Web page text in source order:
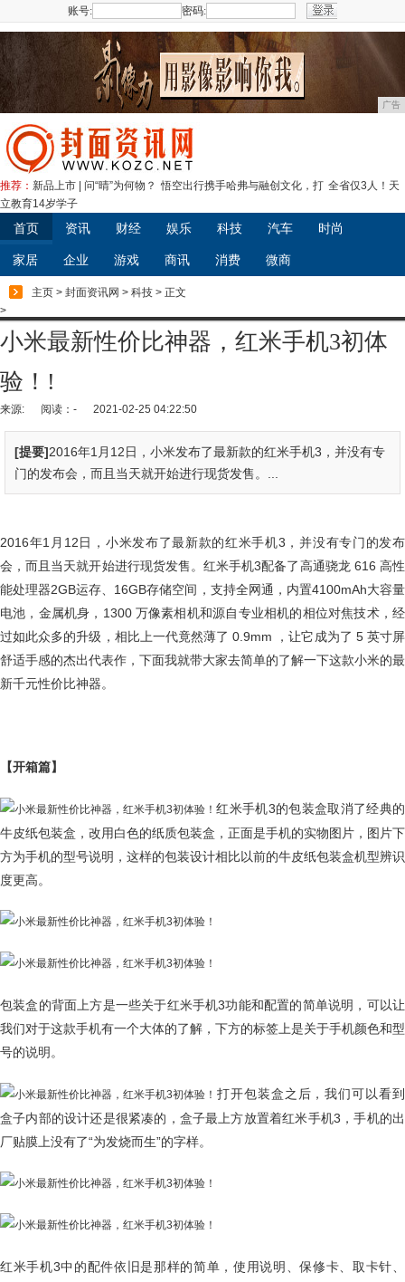
账号: 密码:
广告
推荐： 新品上市 | 问“晴”为何物？ 悟空出行携手哈弗与融创文化，打 全省仅3人！天
立教育14岁学子
首页 资讯 财经 娱乐 科技 汽车 时尚
家居 企业 游戏 商讯 消费 微商
主页 > 封面资讯网 > 科技 > 正文
>
小米最新性价比神器，红米手机3初体
验！!
来源: 阅读：- 2021-02-25 04:22:50
[提要]2016年1月12日，小米发布了最新款的红米手机3，并没有专
门的发布会，而且当天就开始进行现货发售。...
2016年1月12日，小米发布了最新款的红米手机3，并没有专门的发布
会，而且当天就开始进行现货发售。红米手机3配备了高通骁龙 616 高性
能处理器2GB运存、16GB存储空间，支持全网通，内置4100mAh大容量
电池，金属机身，1300 万像素相机和源自专业相机的相位对焦技术，经
过如此众多的升级，相比上一代竟然薄了 0.9mm ，让它成为了 5 英寸屏
舒适手感的杰出代表作，下面我就带大家去简单的了解一下这款小米的最
新千元性价比神器。
【开箱篇】
红米手机3的包装盒取消了经典的
牛皮纸包装盒，改用白色的纸质包装盒，正面是手机的实物图片，图片下
方为手机的型号说明，这样的包装设计相比以前的牛皮纸包装盒机型辨识
度更高。
包装盒的背面上方是一些关于红米手机3功能和配置的简单说明，可以让
我们对于这款手机有一个大体的了解，下方的标签上是关于手机颜色和型
号的说明。
打开包装盒之后，我们可以看到
盒子内部的设计还是很紧凑的，盒子最上方放置着红米手机3，手机的出
厂贴膜上没有了“为发烧而生”的字样。
红米手机3中的配件依旧是那样的简单，使用说明、保修卡、取卡针、